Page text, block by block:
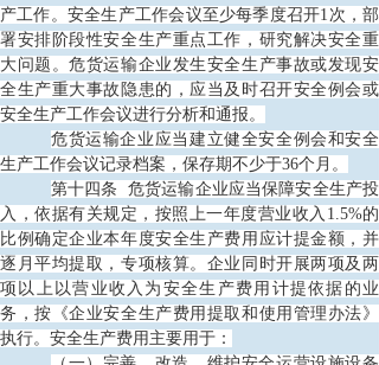
产工作。安全生产工作会议至少每季度召开1次，部
署安排阶段性安全生产重点工作，研究解决安全重
大问题。危货运输企业发生安全生产事故或发现安
全生产重大事故隐患的，应当及时召开安全例会或
安全生产工作会议进行分析和通报。
危货运输企业应当建立健全安全例会和安全
生产工作会议记录档案，保存期不少于36个月。
第十四条
危货运输企业应当保障安全生产投
入，依据有关规定，按照上一年度营业收入1.5%的
比例确定企业本年度安全生产费用应计提金额，并
逐月平均提取，专项核算。企业同时开展两项及两
项以上以营业收入为安全生产费用计提依据的业
务，按《企业安全生产费用提取和使用管理办法》
执行。安全生产费用主要用于：